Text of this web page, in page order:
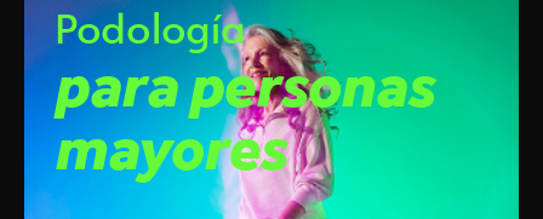
Podología
para personas
mayores